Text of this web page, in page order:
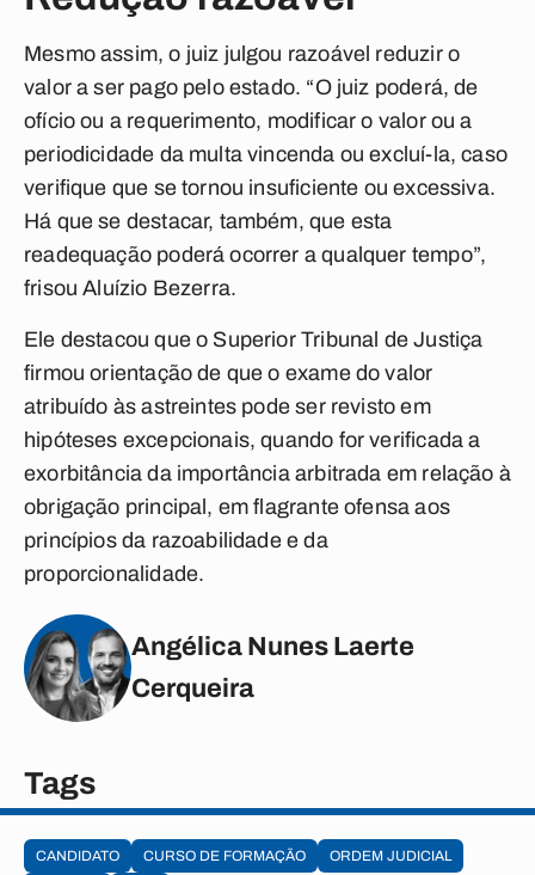
Mesmo assim, o juiz julgou razoável reduzir o
valor a ser pago pelo estado. “O juiz poderá, de
ofício ou a requerimento, modificar o valor ou a
periodicidade da multa vincenda ou excluí-la, caso
verifique que se tornou insuficiente ou excessiva.
Há que se destacar, também, que esta
readequação poderá ocorrer a qualquer tempo”,
frisou Aluízio Bezerra.
Ele destacou que o Superior Tribunal de Justiça
firmou orientação de que o exame do valor
atribuído às astreintes pode ser revisto em
hipóteses excepcionais, quando for verificada a
exorbitância da importância arbitrada em relação à
obrigação principal, em flagrante ofensa aos
princípios da razoabilidade e da
proporcionalidade.
Angélica Nunes Laerte
Cerqueira
Tags
CANDIDATO CURSO DE FORMAÇÃO
ORDEM JUDICIAL